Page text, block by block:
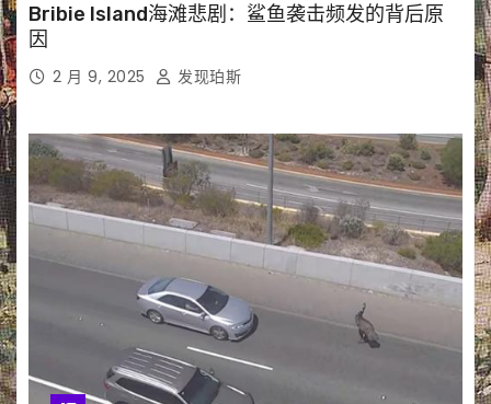
Bribie Island海滩悲剧：鲨鱼袭击频发的背后原
因
2 月 9, 2025 发现珀斯